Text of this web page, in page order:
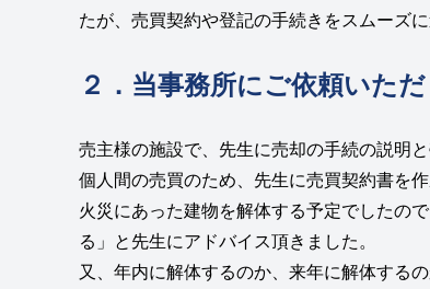
たが、売買契約や登記の手続きをスムーズ
２．当事務所にご依頼いた
売主様の施設で、先生に売却の手続の説明
個人間の売買のため、先生に売買契約書を作
火災にあった建物を解体する予定でしたの
る」と先生にアドバイス頂きました。
又、年内に解体するのか、来年に解体する